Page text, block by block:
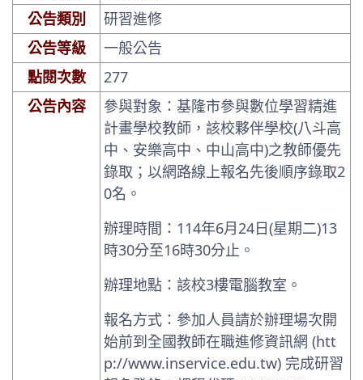
公告類別
研習進修
公告等級
一般公告
點閱次數
277
公告內容
參與對象：基隆市參與數位學習精進
計畫學校教師，該校夥伴學校(八斗高
中、安樂高中、中山高中)之教師優先
錄取；以網路線上報名先後順序錄取2
0名。
辦理時間：114年6月24日(星期二)13
時30分至16時30分止。
辦理地點：該校3樓電腦教室。
報名方式：參加人員請於辦理場次開
始前到全國教師在職進修資訊網 (htt
p://www.inservice.edu.tw) 完成研習